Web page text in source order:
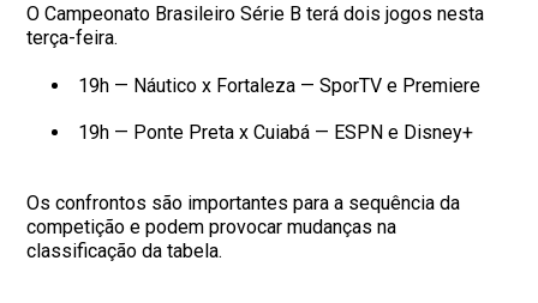
O Campeonato Brasileiro Série B terá dois jogos nesta
terça-feira.
19h — Náutico x Fortaleza — SporTV e Premiere
19h — Ponte Preta x Cuiabá — ESPN e Disney+
Os confrontos são importantes para a sequência da
competição e podem provocar mudanças na
classificação da tabela.